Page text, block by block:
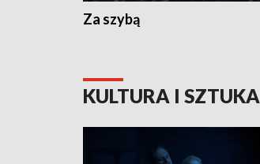
Za szybą
KULTURA I SZTUKA